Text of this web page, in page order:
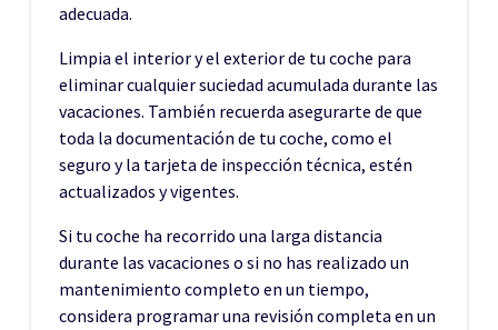
adecuada.
Limpia el interior y el exterior de tu coche para
eliminar cualquier suciedad acumulada durante las
vacaciones. También recuerda asegurarte de que
toda la documentación de tu coche, como el
seguro y la tarjeta de inspección técnica, estén
actualizados y vigentes.
Si tu coche ha recorrido una larga distancia
durante las vacaciones o si no has realizado un
mantenimiento completo en un tiempo,
considera programar una revisión completa en un